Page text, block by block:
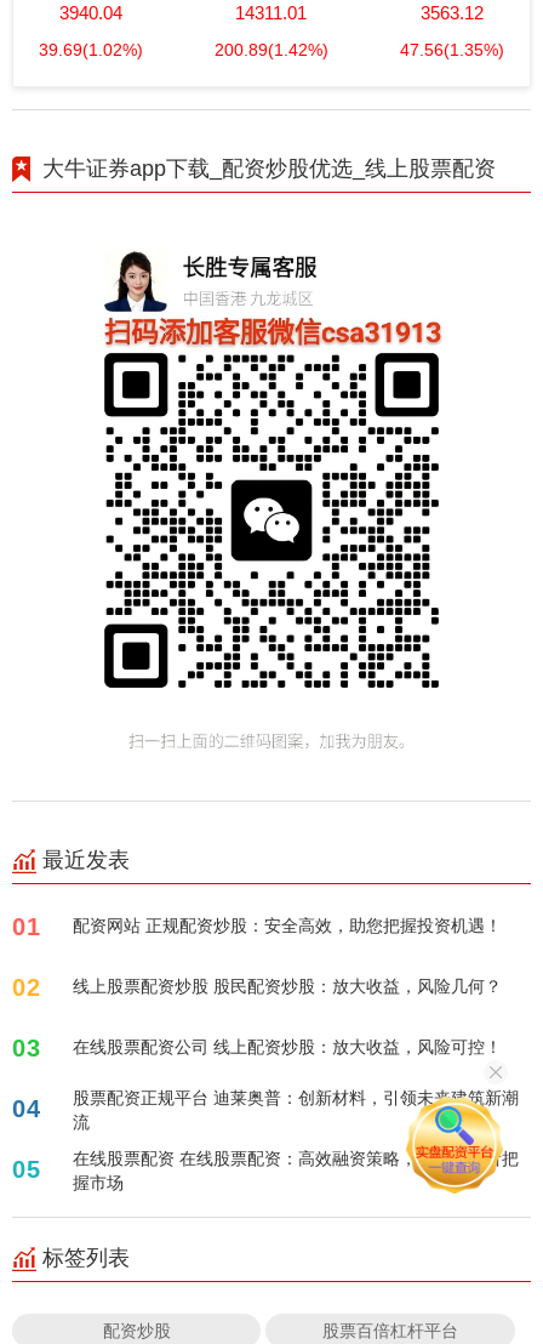
3940.04
39.69(1.02%)
14311.01
200.89(1.42%)
3563.12
47.56(1.35%)
大牛证券app下载_配资炒股优选_线上股票配资
最近发表
01 配资网站 正规配资炒股：安全高效，助您把握投资机遇！
02 线上股票配资炒股 股民配资炒股：放大收益，风险几何？
03 在线股票配资公司 线上配资炒股：放大收益，风险可控！
04
股票配资正规平台 迪莱奥普：创新材料，引领未来建筑新潮
流
05
在线股票配资 在线股票配资：高效融资策略，助力投资者把
握市场
标签列表
配资炒股 股票百倍杠杆平台